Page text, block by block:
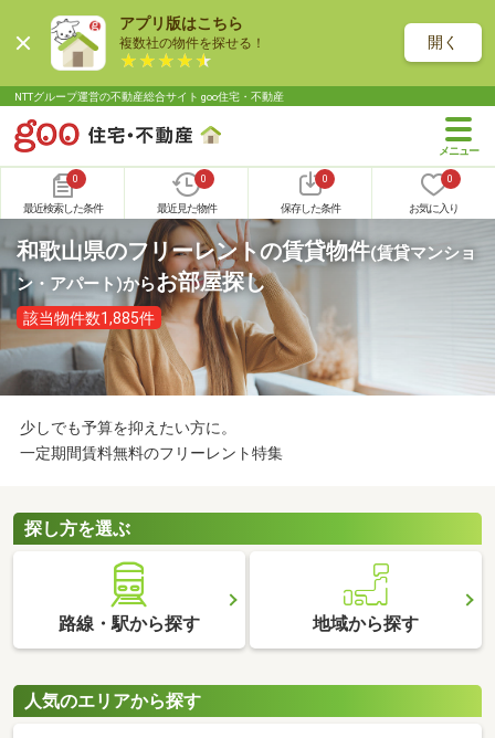
アプリ版はこちら
複数社の物件を探せる！ 開く
NTTグループ運営の不動産総合サイト goo住宅・不動産
0
最近検索した条件
0
最近見た物件
0
保存した条件
0
お気に入り
和歌山県のフリーレントの賃貸物件(賃貸マンショ
ン・アパート)からお部屋探し
該当物件数1,885件
少しでも予算を抑えたい方に。
一定期間賃料無料のフリーレント特集
探し方を選ぶ
路線・駅から探す 地域から探す
人気のエリアから探す